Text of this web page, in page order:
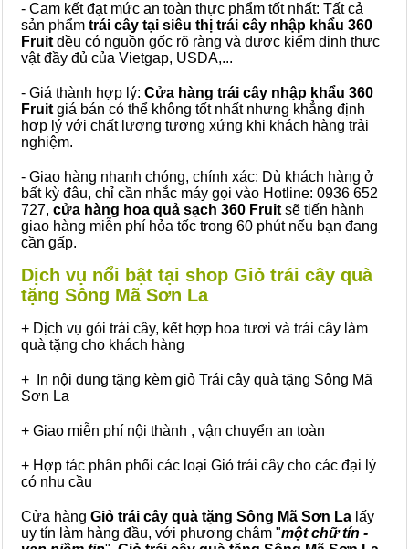
- Cam kết đạt mức an toàn thực phẩm tốt nhất: Tất cả
sản phẩm trái cây tại siêu thị trái cây nhập khẩu 360
Fruit đều có nguồn gốc rõ ràng và được kiểm định thực
vật đầy đủ của Vietgap, USDA,...
- Giá thành hợp lý: Cửa hàng trái cây nhập khẩu 360
Fruit giá bán có thể không tốt nhất nhưng khẳng định
hợp lý với chất lượng tương xứng khi khách hàng trải
nghiệm.
- Giao hàng nhanh chóng, chính xác: Dù khách hàng ở
bất kỳ đâu, chỉ cần nhắc máy gọi vào Hotline: 0936 652
727, cửa hàng hoa quả sạch 360 Fruit sẽ tiến hành
giao hàng miễn phí hỏa tốc trong 60 phút nếu bạn đang
cần gấp.
Dịch vụ nổi bật tại shop Giỏ trái cây quà
tặng Sông Mã Sơn La
+ Dịch vụ gói trái cây, kết hợp hoa tươi và trái cây làm
quà tặng cho khách hàng
+ In nội dung tặng kèm giỏ Trái cây quà tặng Sông Mã
Sơn La
+ Giao miễn phí nội thành , vận chuyển an toàn
+ Hợp tác phân phối các loại Giỏ trái cây cho các đại lý
có nhu cầu
Cửa hàng Giỏ trái cây quà tặng Sông Mã Sơn La lấy
uy tín làm hàng đầu, với phương châm "một chữ tín -